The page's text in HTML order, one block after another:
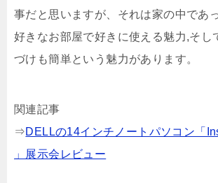
事だと思いますが、それは家の中であ
好きなお部屋で好きに使える魅力,そし
づけも簡単という魅力があります。
関連記事
⇒DELLの14インチノートパソコン「
」展示会レビュー